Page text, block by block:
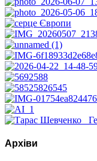
Архіви